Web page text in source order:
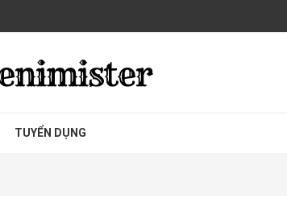
TUYỂN DỤNG